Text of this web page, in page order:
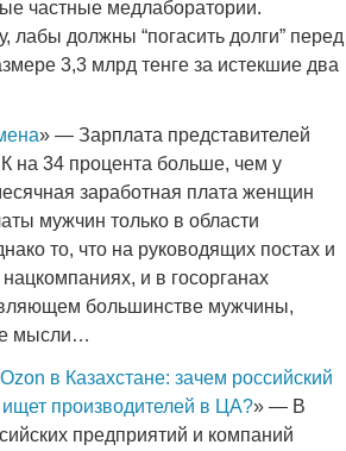
частные медлаборатории.
лабы должны “погасить долги” перед
3,3 млрд тенге за истекшие два
» — Зарплата представителей
на 34 процента больше, чем у
заработная плата женщин
мужчин только в области
то, что на руководящих постах и
нацкомпаниях, и в госорганах
большинстве мужчины,
мысли…
Ozon в Казахстане: зачем российский
ищет производителей в ЦА?» — В
предприятий и компаний